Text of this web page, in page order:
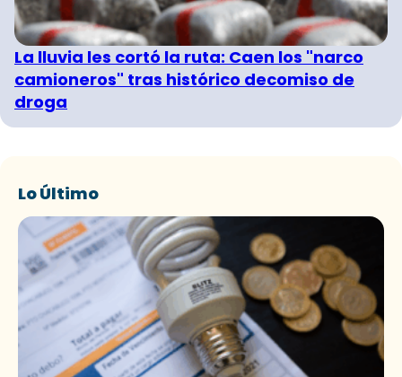
La lluvia les cortó la ruta: Caen los "narco
camioneros" tras histórico decomiso de
droga
Lo Último